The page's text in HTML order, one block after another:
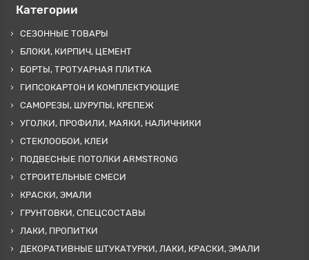
Категории
СЕЗОННЫЕ ТОВАРЫ
БЛОКИ, КИРПИЧ, ЦЕМЕНТ
БОРТЫ, ТРОТУАРНАЯ ПЛИТКА
ГИПСОКАРТОН И КОМПЛЕКТУЮЩИЕ
САМОРЕЗЫ, ШУРУПЫ, КРЕПЕЖ
УГОЛКИ, ПРОФИЛИ, МАЯКИ, НАЛИЧНИКИ
СТЕКЛООБОИ, КЛЕИ
ПОДВЕСНЫЕ ПОТОЛКИ ARMSTRONG
СТРОИТЕЛЬНЫЕ СМЕСИ
КРАСКИ, ЭМАЛИ
ГРУНТОВКИ, СПЕЦСОСТАВЫ
ЛАКИ, ПРОПИТКИ
ДЕКОРАТИВНЫЕ ШТУКАТУРКИ, ЛАКИ, КРАСКИ, ЭМАЛИ